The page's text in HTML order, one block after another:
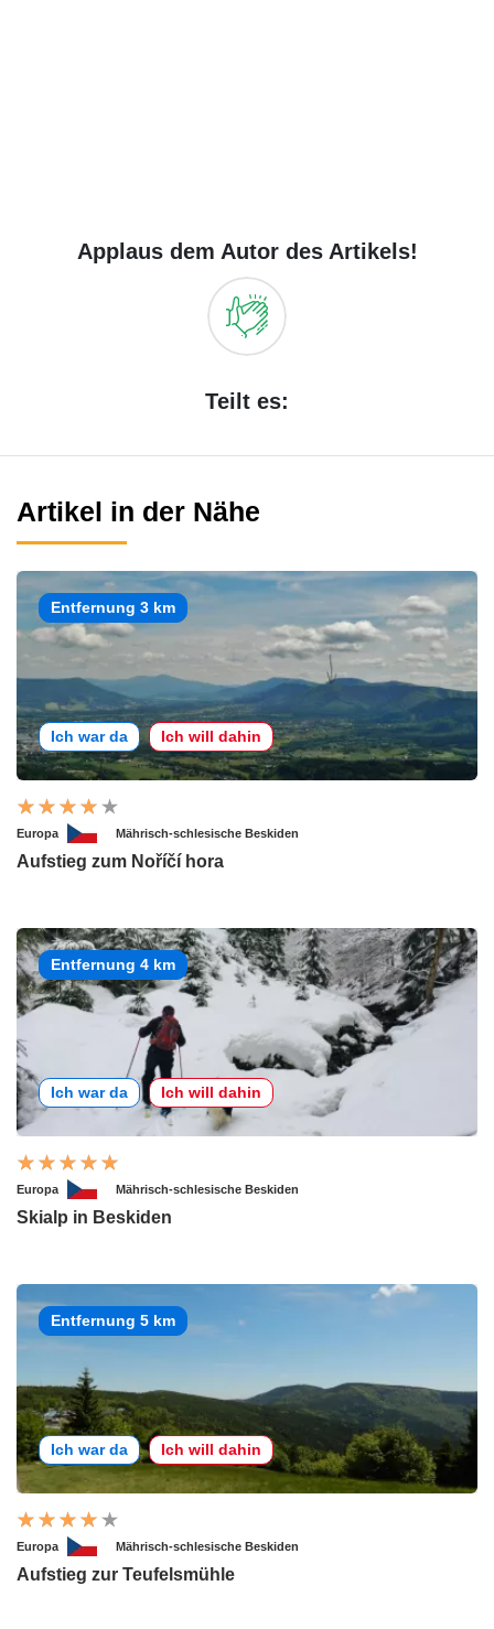
Applaus dem Autor des Artikels!
Teilt es:
Artikel in der Nähe
Entfernung 3 km
Ich war da Ich will dahin
Europa Mährisch-schlesische Beskiden
Aufstieg zum Noříčí hora
Entfernung 4 km
Ich war da Ich will dahin
Europa Mährisch-schlesische Beskiden
Skialp in Beskiden
Entfernung 5 km
Ich war da Ich will dahin
Europa Mährisch-schlesische Beskiden
Aufstieg zur Teufelsmühle